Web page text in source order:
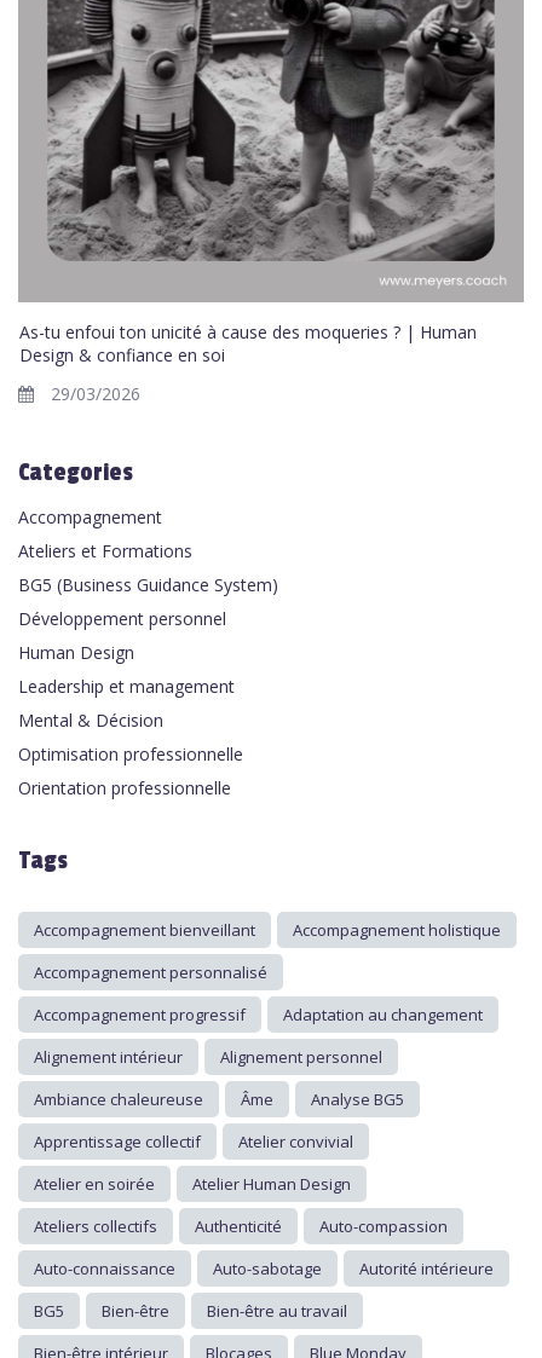
As-tu enfoui ton unicité à cause des moqueries ? | Human
Design & confiance en soi
29/03/2026
Categories
Accompagnement
Ateliers et Formations
BG5 (Business Guidance System)
Développement personnel
Human Design
Leadership et management
Mental & Décision
Optimisation professionnelle
Orientation professionnelle
Tags
Accompagnement bienveillant
Accompagnement holistique
Accompagnement personnalisé
Accompagnement progressif
Adaptation au changement
Alignement intérieur
Alignement personnel
Ambiance chaleureuse
Âme
Analyse BG5
Apprentissage collectif
Atelier convivial
Atelier en soirée
Atelier Human Design
Ateliers collectifs
Authenticité
Auto-compassion
Auto-connaissance
Auto-sabotage
Autorité intérieure
BG5
Bien-être
Bien-être au travail
Bien-être intérieur
Blocages Blue Monday